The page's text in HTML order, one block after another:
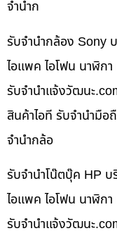
จำนำก
รับจำนำกล้อง Sony
ไอแพค ไอโฟน นาฬิก
รับจํานําแจ้งวัฒนะ
สินค้าไอที รับจำนำมือ
จำนำกล้อ
รับจำนำโน๊ตบุ๊ค HP บ
ไอแพค ไอโฟน นาฬิก
รับจํานําแจ้งวัฒนะ